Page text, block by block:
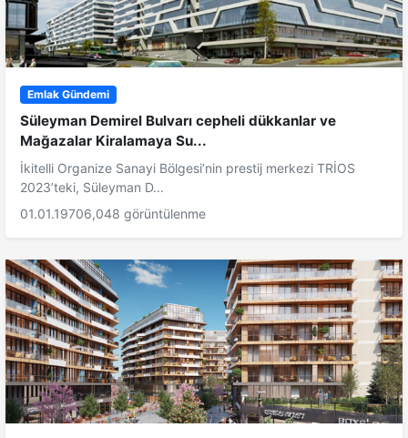
Emlak Gündemi
Süleyman Demirel Bulvarı cepheli dükkanlar ve
Mağazalar Kiralamaya Su...
İkitelli Organize Sanayi Bölgesi’nin prestij merkezi TRİOS
2023’teki, Süleyman D...
01.01.19706,048 görüntülenme